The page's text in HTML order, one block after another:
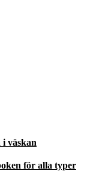
i väskan
för alla typer